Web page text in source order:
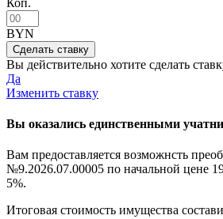
BYN
Вы действительно хотите сделать
Да
Изменить ставку
Вы оказались единственными
Вам предоставляется возможнсть
№9.2026.07.00005 по начальной цене
5%.
Итоговая стоимость имущества